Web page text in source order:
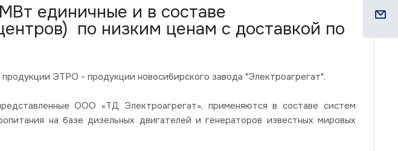
единичные и в составе
по низким ценам с доставкой по
ЭТРО - продукции новосибирского завода "Электроагрегат".
ООО «ТД Электроагрегат», применяются в составе систем
на базе дизельных двигателей и генераторов известных мировых